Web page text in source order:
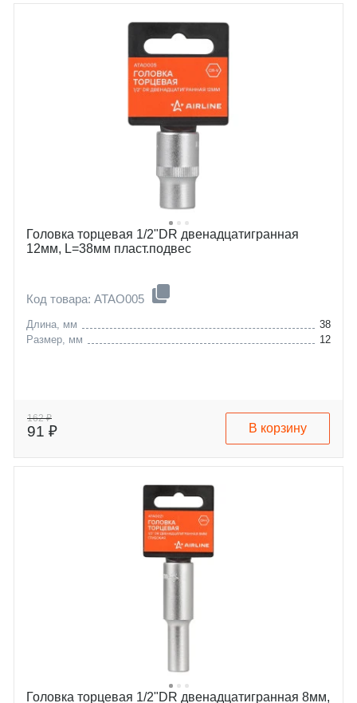
Головка торцевая 1/2"DR двенадцатигранная
12мм, L=38мм пласт.подвес
Код товара: ATAO005
Длина, мм
38
Размер, мм
12
162 ₽
91 ₽ В корзину
Головка торцевая 1/2"DR двенадцатигранная 8мм,